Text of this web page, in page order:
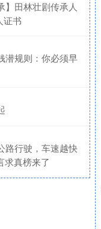
】田林壮剧传承人
证书
潜规则：你必须早
路行驶，车速越快
求真榜来了